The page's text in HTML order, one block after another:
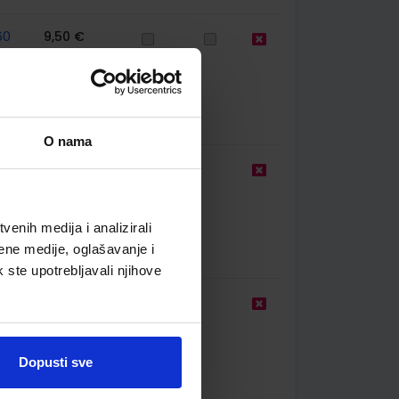
O nama
medija i analizirali
medije, oglašavanje i
ste upotrebljavali njihove
Dopusti sve
9,50 €
13,00 €